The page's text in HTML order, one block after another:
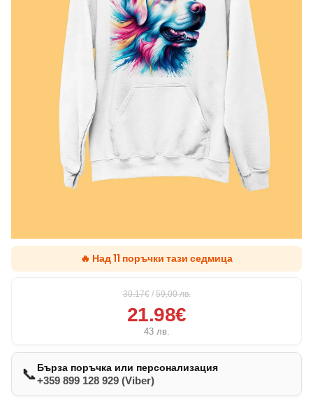
🔥 Над 11 поръчки тази седмица
30.17€ / 59,00лв.
21.98€
43 лв.
📞Бърза поръчка или персонализация
+359 899 128 929 (Viber)